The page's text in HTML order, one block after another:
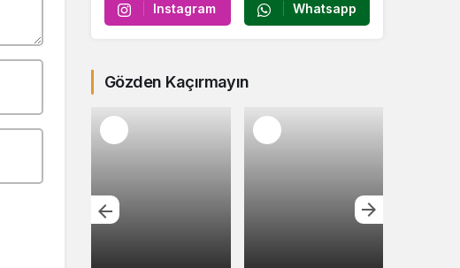
Instagram Whatsapp
Gözden Kaçırmayın